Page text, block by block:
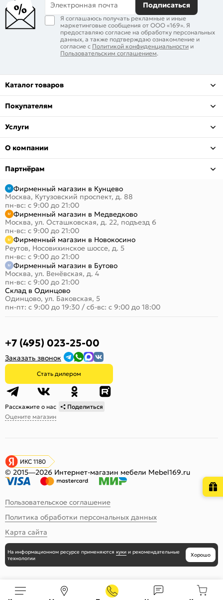
Электронная почта Подписаться
Я соглашаюсь получать рекламные и иные
маркетинговые сообщения от ООО «169». Я
предоставляю согласие на обработку персональных
данных, а также подтверждаю ознакомление и
согласие с Политикой конфиденциальности и
Пользовательским соглашением.
Каталог товаров
Покупателям
Услуги
О компании
Партнёрам
Фирменный магазин в Кунцево
Москва, Кутузовский проспект, д. 88
пн-вс: с 9:00 до 21:00
Фирменный магазин в Медведково
Москва, ул. Осташковская, д. 22, подъезд 6
пн-вс: с 9:00 до 21:00
Фирменный магазин в Новокосино
Реутов, Носовихинское шоссе, д. 5
пн-вс: с 9:00 до 21:00
Фирменный магазин в Бутово
Москва, ул. Венёвская, д. 4
пн-вс: с 9:00 до 21:00
Склад в Одинцово
Одинцово, ул. Баковская, 5
пн-пт: с 9:00 до 19:30 / сб-вс: с 9:00 до 18:00
+7 (495) 023-25-00
Заказать звонок
Стать дилером
Расскажите о нас
Поделиться
Оцените магазин
ИКС 1180
© 2015—2026 Интернет-магазин мебели Mebel169.ru
Пользовательское соглашение
Политика обработки персональных данных
Карта сайта
На информационном ресурсе применяются куки и рекомендательные
технологии
Хорошо